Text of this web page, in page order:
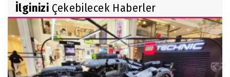
İlginizi Çekebilecek Haberler